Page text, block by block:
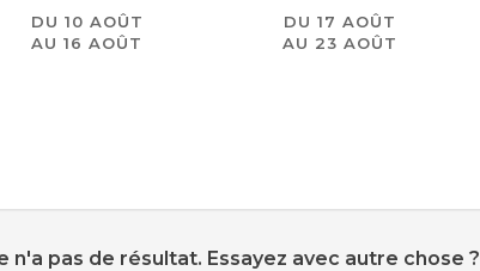
DU 10 AOÛT
AU 16 AOÛT
DU 17 AOÛT
AU 23 AOÛT
n'a pas de résultat. Essayez avec autre chose ?